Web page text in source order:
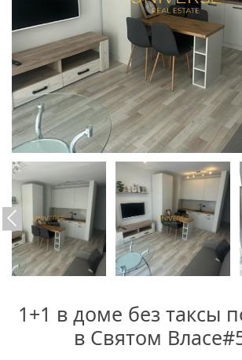
1+1 в доме без таксы
в Святом